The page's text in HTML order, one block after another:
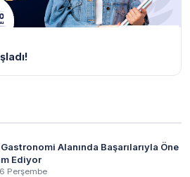
Alanında Başarılarıyla Öne
Ediyor
Perşembe